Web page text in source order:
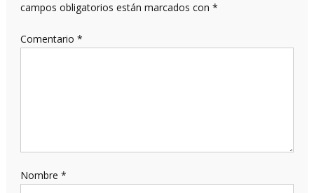
campos obligatorios están marcados con *
Comentario *
Nombre *